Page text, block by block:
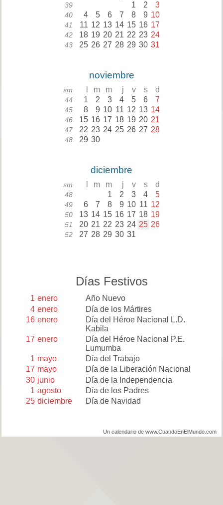
39 1 2 3
40 4 5 6 7 8 9 10
41 11 12 13 14 15 16 17
42 18 19 20 21 22 23 24
43 25 26 27 28 29 30 31
noviembre
sm m m j v s d
44 1 2 3 4 5 6 7
45 8 9 10 11 12 13 14
46 15 16 17 18 19 20 21
47 22 23 24 25 26 27 28
48 29 30
diciembre
sm m m j v s d
48 1 2 3 4 5
49 6 7 8 9 10 11 12
50 13 14 15 16 17 18 19
51 20 21 22 23 24 25 26
52 27 28 29 30 31
Días Festivos
1 enero
Año Nuevo
4 enero
Día de los Mártires
16 enero
Día del Héroe Nacional L.D.
Kabila
17 enero
Día del Héroe Nacional P.E.
Lumumba
1 mayo
Día del Trabajo
17 mayo
Día de la Liberación Nacional
30 junio
Día de la Independencia
1 agosto
Día de los Padres
25 diciembre Día de Navidad
Un calendario de www.CuandoEnElMundo.com